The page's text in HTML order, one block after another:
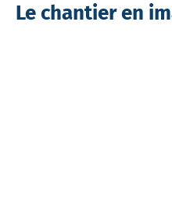
Le chantier en